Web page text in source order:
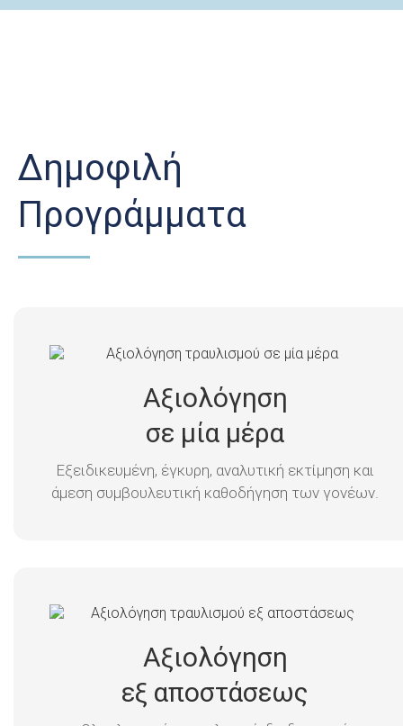
Δημοφιλή
Προγράμματα
Αξιολόγηση
σε μία μέρα
Εξειδικευμένη, έγκυρη, αναλυτική εκτίμηση και
άμεση συμβουλευτική καθοδήγηση των γονέων.
Αξιολόγηση
εξ αποστάσεως